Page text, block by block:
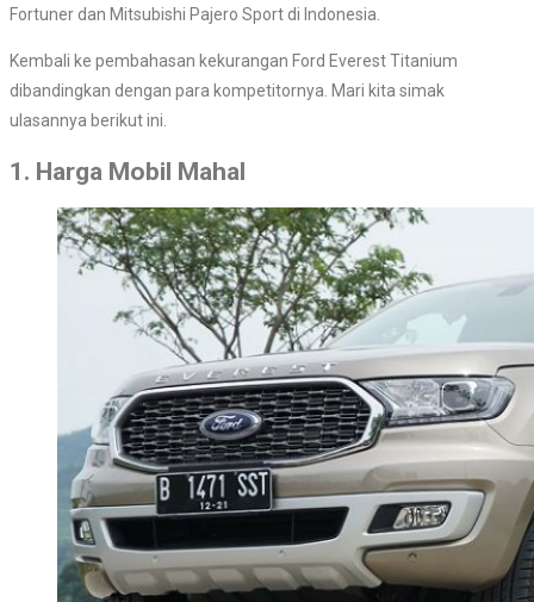
Fortuner dan Mitsubishi Pajero Sport di Indonesia.
Kembali ke pembahasan kekurangan Ford Everest Titanium
dibandingkan dengan para kompetitornya. Mari kita simak
ulasannya berikut ini.
1. Harga Mobil Mahal